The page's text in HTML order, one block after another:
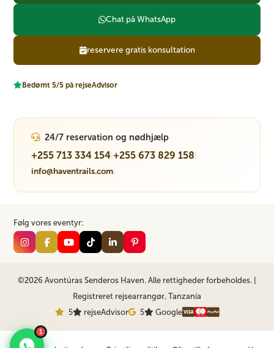
Chat på WhatsApp
reservere gratis konsultation
Bedømt 5/5 på rejseAdvisor
24/7 reservation og nødhjælp
+255 713 334 154 |+255 673 829 158
info@haventrails.com
Følg vores eventyr:
©2026 Avontúras Senderos Haven. Alle rettigheder forbeholdes. |
Registreret rejsearrangør, Tanzanía
5
rejseAdvisor 5 Google
1